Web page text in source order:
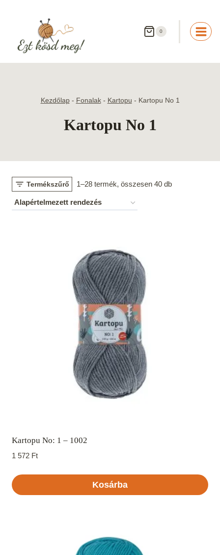
0
Kezdőlap- Fonalak- Kartopu - Kartopu No 1
Kartopu No 1
Termékszűrő 1–28 termék, összesen 40 db
Kartopu No: 1 – 1002
1 572 Ft
Kosárba